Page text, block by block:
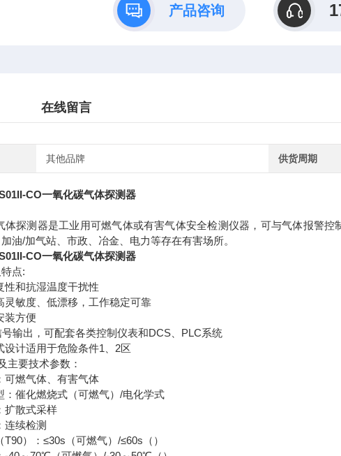
产品咨询
在线留言
其他品牌 供货周期
CO一氧化碳气体探测器
探测器是工业用可燃气体或有害气体安全检测仪器，可与气体报警控
油/加气站、市政、冶金、电力等存在有害场所。
CO一氧化碳气体探测器
能及特点:
性和抗湿温度干扰性
灵敏度、低漂移，工作稳定可靠
装方便
号输出，可配套各类控制仪表和DCS、PLC系统
设计适用于危险条件1、2区
主要技术参数：
可燃气体、有害气体
：催化燃烧式（可燃气）/电化学式
扩散式采样
连续检测
T90）：≤30s（可燃气）/≤60s（）